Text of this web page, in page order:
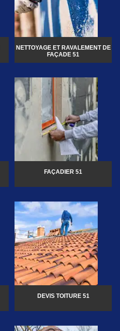
NETTOYAGE ET RAVALEMENT DE
FAÇADE 51
FAÇADIER 51
DEVIS TOITURE 51